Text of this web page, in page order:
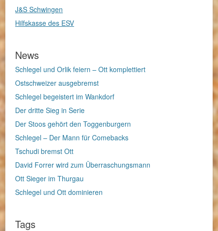
J&S Schwingen
Hilfskasse des ESV
News
Schlegel und Orlik feiern – Ott komplettiert
Ostschweizer ausgebremst
Schlegel begeistert im Wankdorf
Der dritte Sieg in Serie
Der Stoos gehört den Toggenburgern
Schlegel – Der Mann für Comebacks
Tschudi bremst Ott
David Forrer wird zum Überraschungsmann
Ott Sieger im Thurgau
Schlegel und Ott dominieren
Tags